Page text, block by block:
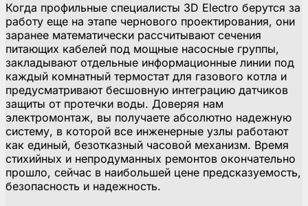
Когда профильные специалисты 3D Electro берутся за
работу еще на этапе чернового проектирования, они
заранее математически рассчитывают сечения
питающих кабелей под мощные насосные группы,
закладывают отдельные информационные линии под
каждый комнатный термостат для газового котла и
предусматривают бесшовную интеграцию датчиков
защиты от протечки воды. Доверяя нам
электромонтаж, вы получаете абсолютно надежную
систему, в которой все инженерные узлы работают
как единый, безотказный часовой механизм. Время
стихийных и непродуманных ремонтов окончательно
прошло, сейчас в наибольшей цене предсказуемость,
безопасность и надежность.